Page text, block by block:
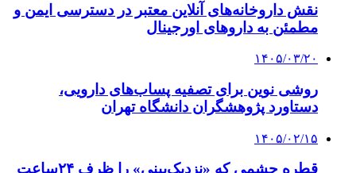
نقش داروخانه‌های آنلاین معتبر در دسترسی ایمن و
مطمئن به داروهای اورجینال
۱۴۰۵/۰۳/۲۰
روشی نوین برای تصفیه پساب‌های دارویی،
دستاورد پژوهشگران دانشگاه تهران
۱۴۰۵/۰۲/۱۵
قطره چشمی که «نزدیک‌بینی» را ظرف ۲۴ساعت